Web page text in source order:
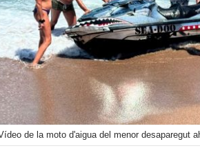
de la moto d'aigua del menor desaparegut